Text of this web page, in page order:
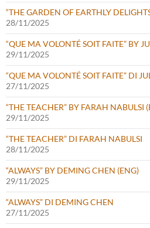
“THE GARDEN OF EARTHLY
28/11/2025
“QUE MA VOLONTÉ SOIT FAITE” BY
29/11/2025
“QUE MA VOLONTÉ SOIT FAITE” DI
27/11/2025
“THE TEACHER” BY FARAH NABULSI
29/11/2025
“THE TEACHER” DI FARAH NABULSI
28/11/2025
“ALWAYS” BY DEMING CHEN (ENG)
29/11/2025
“ALWAYS” DI DEMING CHEN
27/11/2025